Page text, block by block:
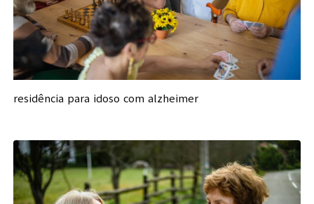
residência para idoso com alzheimer